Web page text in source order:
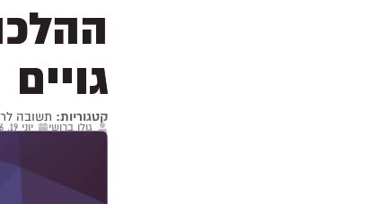
גויים
קטגוריות: תשובה
גולן ברושי יוני 19, 2016